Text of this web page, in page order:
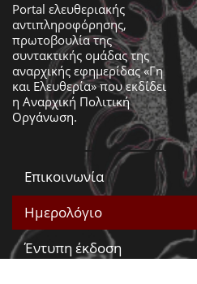
Portal ελευθεριακής
αντιπληροφόρησης,
πρωτοβουλία της
συντακτικής ομάδας της
αναρχικής εφημερίδας «Γη
και Ελευθερία» που εκδίδει
η Αναρχική Πολιτική
Οργάνωση.
Επικοινωνία
Ημερολόγιο
Έντυπη έκδοση